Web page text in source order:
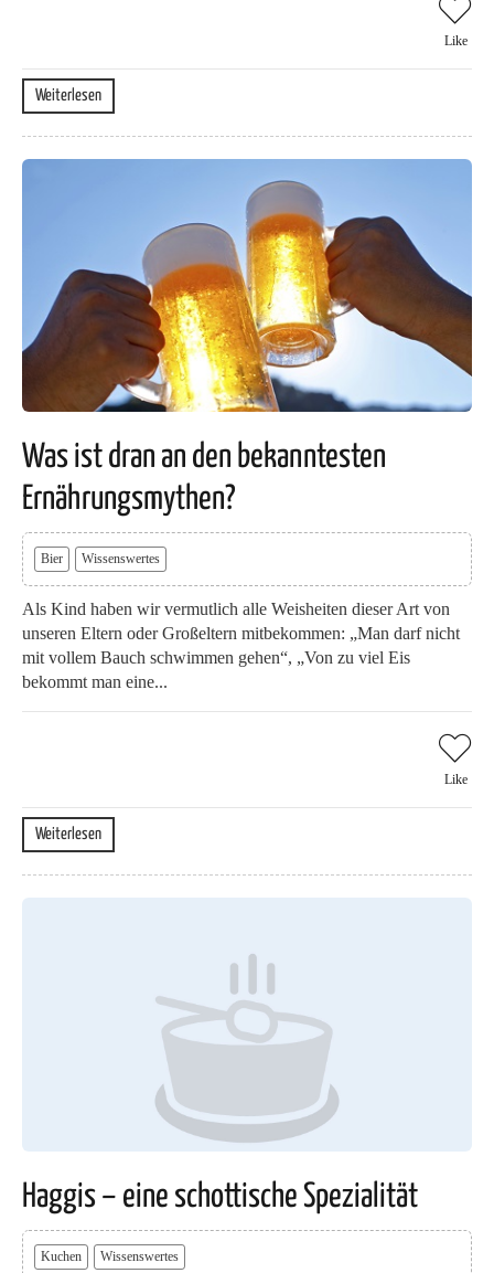
Like
Weiterlesen
Was ist dran an den bekanntesten
Ernährungsmythen?
Bier Wissenswertes
Als Kind haben wir vermutlich alle Weisheiten dieser Art von
unseren Eltern oder Großeltern mitbekommen: „Man darf nicht
mit vollem Bauch schwimmen gehen“, „Von zu viel Eis
bekommt man eine...
Like
Weiterlesen
Haggis – eine schottische Spezialität
Kuchen Wissenswertes